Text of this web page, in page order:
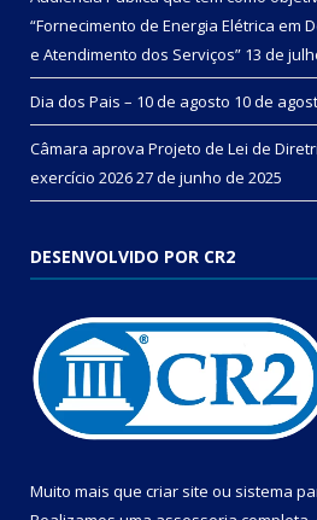
“Fornecimento de Energia Elétrica em
e Atendimento dos Serviços” 13 de
Dia dos Pais – 10 de agosto 10 de
Câmara aprova Projeto de Lei de
exercício 202627 de junho de 2025
DESENVOLVIDO POR CR2
Muito mais que criar site ou sistema